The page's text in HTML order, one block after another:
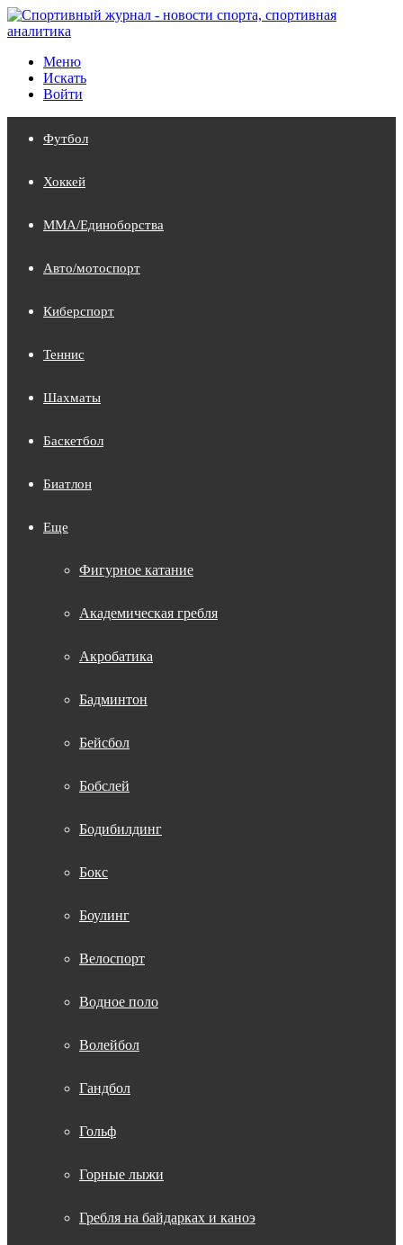
Меню
Искать
Войти
Футбол
Хоккей
MMA/Единоборства
Авто/мотоспорт
Киберспорт
Теннис
Шахматы
Баскетбол
Биатлон
Еще
Фигурное катание
Академическая гребля
Акробатика
Бадминтон
Бейсбол
Бобслей
Бодибилдинг
Бокс
Боулинг
Велоспорт
Водное поло
Волейбол
Гандбол
Гольф
Горные лыжи
Гребля на байдарках и каноэ